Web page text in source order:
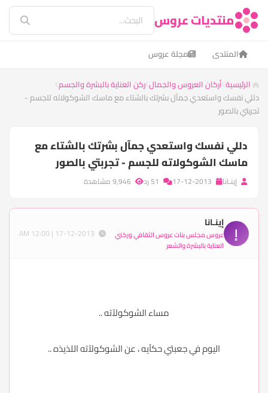
منتديات عروس
المنتدى مجلة عروس
الرئيسية أركان العروس والجمال ركن العناية بالبشرة والجسم
دللي نفسك واستعدي جمآل بشرتك بالشتاء مع ماسك الشوكولاته للجسم -
تجربتي بالصور
دللي نفسك واستعدي جمآل بشرتك بالشتاء مع
ماسك الشوكولاته للجسم - تجربتي بالصور
إينـانا
إ
إينـانا
عروس مجلس بنات عروس الثقافي وركني
العناية بالبشرة والشعر
مساء الشوكولآته ..
اليوم في جعبتي حكآيه ، عن الشوكولآته اللذيذه ..